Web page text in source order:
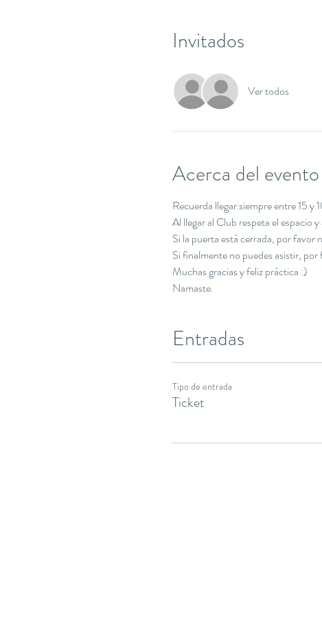
Invitados
Ver todos
Acerca del evento
Recuerda llegar siempre entre 15 y
Al llegar al Club respeta el espacio
Si la puerta está cerrada, por favor
Si finalmente no puedes asistir,
Muchas gracias y feliz práctica :)
Namaste.
Entradas
Tipo de entrada
Ticket